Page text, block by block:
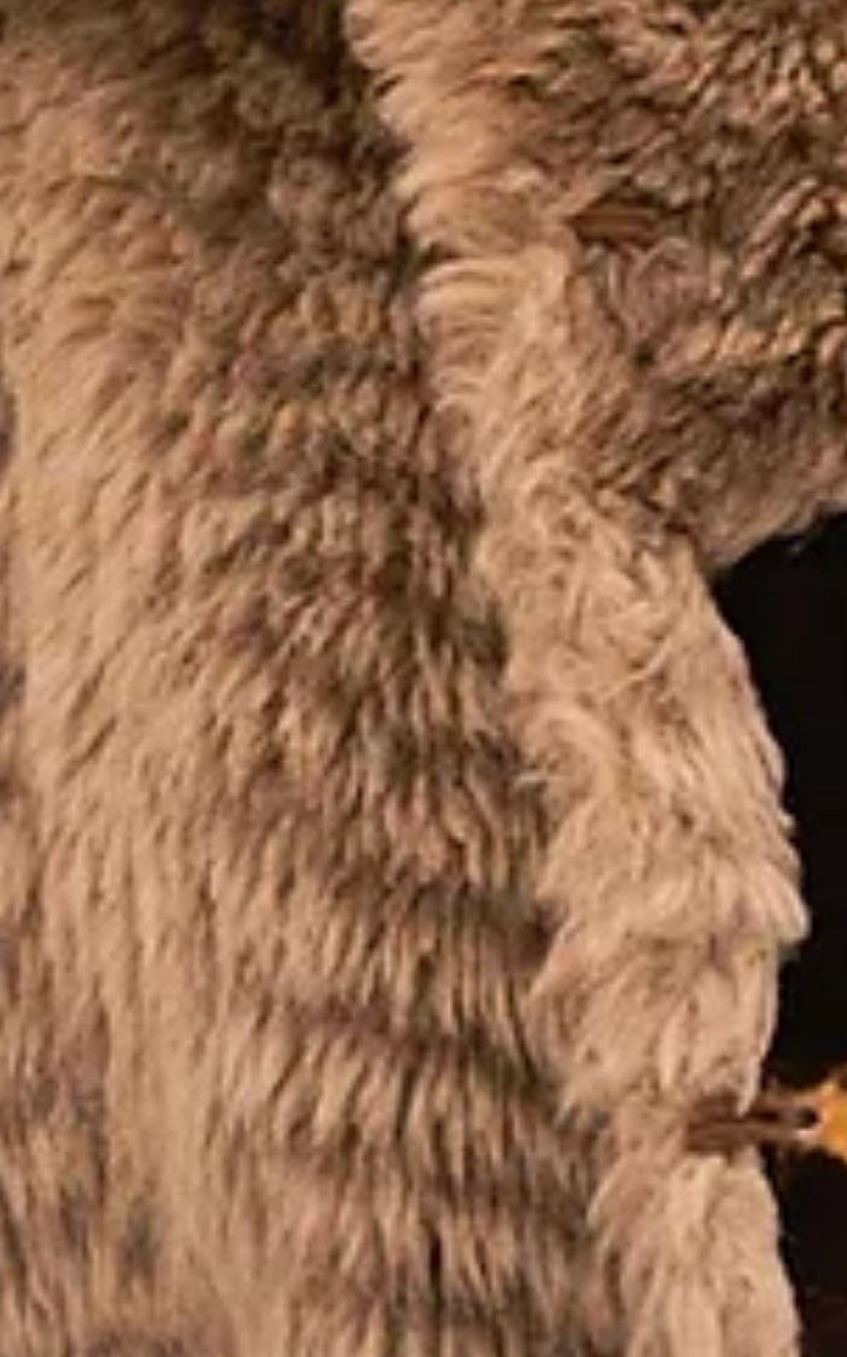
Kişiye Özel Terzilikte En İyi Kumaş Seçenekleri